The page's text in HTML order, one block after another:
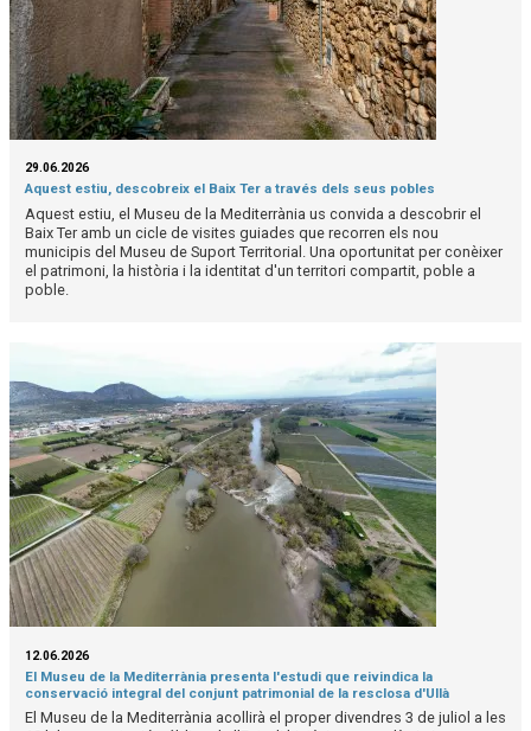
29.06.2026
Aquest estiu, descobreix el Baix Ter a través dels seus pobles
Aquest estiu, el Museu de la Mediterrània us convida a descobrir el
Baix Ter amb un cicle de visites guiades que recorren els nou
municipis del Museu de Suport Territorial. Una oportunitat per conèixer
el patrimoni, la història i la identitat d'un territori compartit, poble a
poble.
12.06.2026
El Museu de la Mediterrània presenta l'estudi que reivindica la
conservació integral del conjunt patrimonial de la resclosa d'Ullà
El Museu de la Mediterrània acollirà el proper divendres 3 de juliol a les